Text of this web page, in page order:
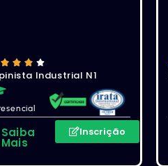
Industrial N1
Saiba
Mais
Inscrição